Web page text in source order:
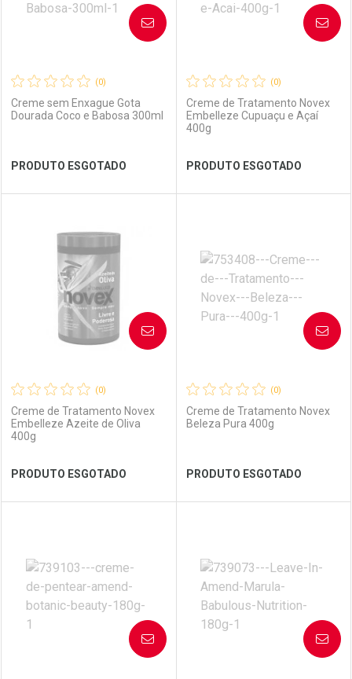
Ver Desconto Convênio Ver Desconto Convênio
(0)
Creme sem Enxague Gota
Dourada Coco e Babosa 300ml
PRODUTO ESGOTADO
AVISE-ME
Laboratório
Ver Desconto Convênio
Por Menos
(0)
Creme de Tratamento Novex
Embelleze Cupuaçu e Açaí
400g
PRODUTO ESGOTADO
AVISE-ME
Laboratório
Ver Desconto Convênio
Por Menos
(0)
Creme de Tratamento Novex
Embelleze Azeite de Oliva
400g
PRODUTO ESGOTADO
AVISE-ME
Laboratório
Por Menos
(0)
Creme de Tratamento Novex
Beleza Pura 400g
PRODUTO ESGOTADO
AVISE-ME
Laboratório
Por Menos
AVISE-ME AVISE-ME